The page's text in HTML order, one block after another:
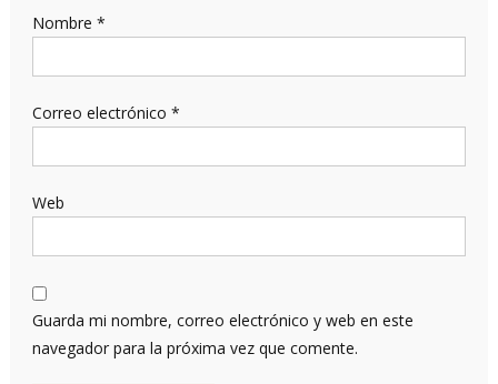
Nombre *
Correo electrónico *
Web
Guarda mi nombre, correo electrónico y web en este
navegador para la próxima vez que comente.